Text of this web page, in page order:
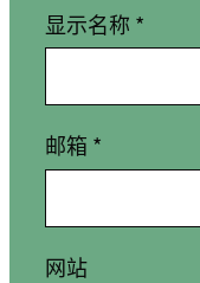
显示名称 *
邮箱 *
网站